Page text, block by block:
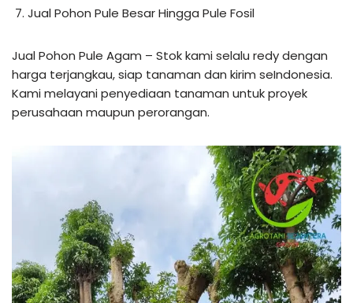
Jual Pohon Pule Besar Hingga Pule Fosil
Jual Pohon Pule Agam – Stok kami selalu redy dengan
harga terjangkau, siap tanaman dan kirim seIndonesia.
Kami melayani penyediaan tanaman untuk proyek
perusahaan maupun perorangan.